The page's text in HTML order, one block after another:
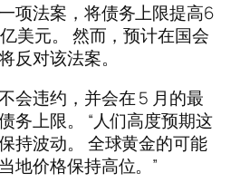
项法案，将债务上限提高6
美元。 然而，预计在国会
反对该法案。
会违约，并会在 5 月的最
务上限。 “人们高度预期这
持波动。 全球黄金的可能
地价格保持高位。”